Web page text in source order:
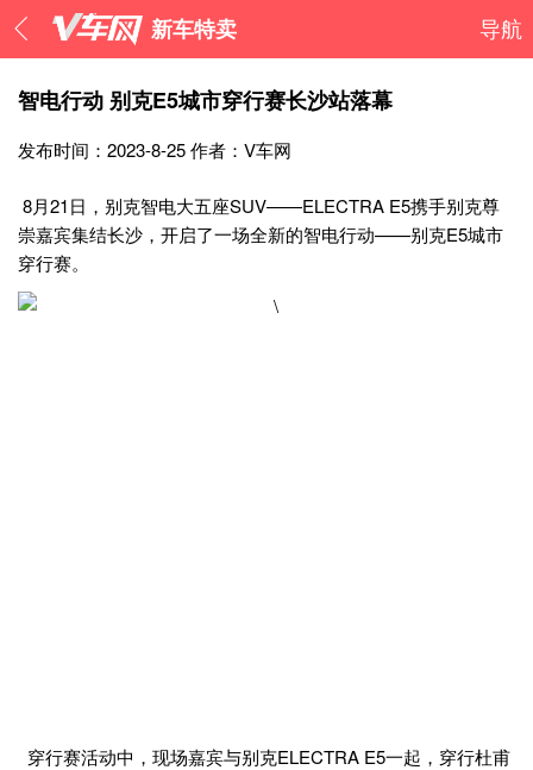
新车特卖 导航
智电行动 别克E5城市穿行赛长沙站落幕
发布时间：2023-8-25作者：V车网
8月21日，别克智电大五座SUV——ELECTRA E5携手别克尊
崇嘉宾集结长沙，开启了一场全新的智电行动——别克E5城市
穿行赛。
穿行赛活动中，现场嘉宾与别克ELECTRA E5一起，穿行杜甫